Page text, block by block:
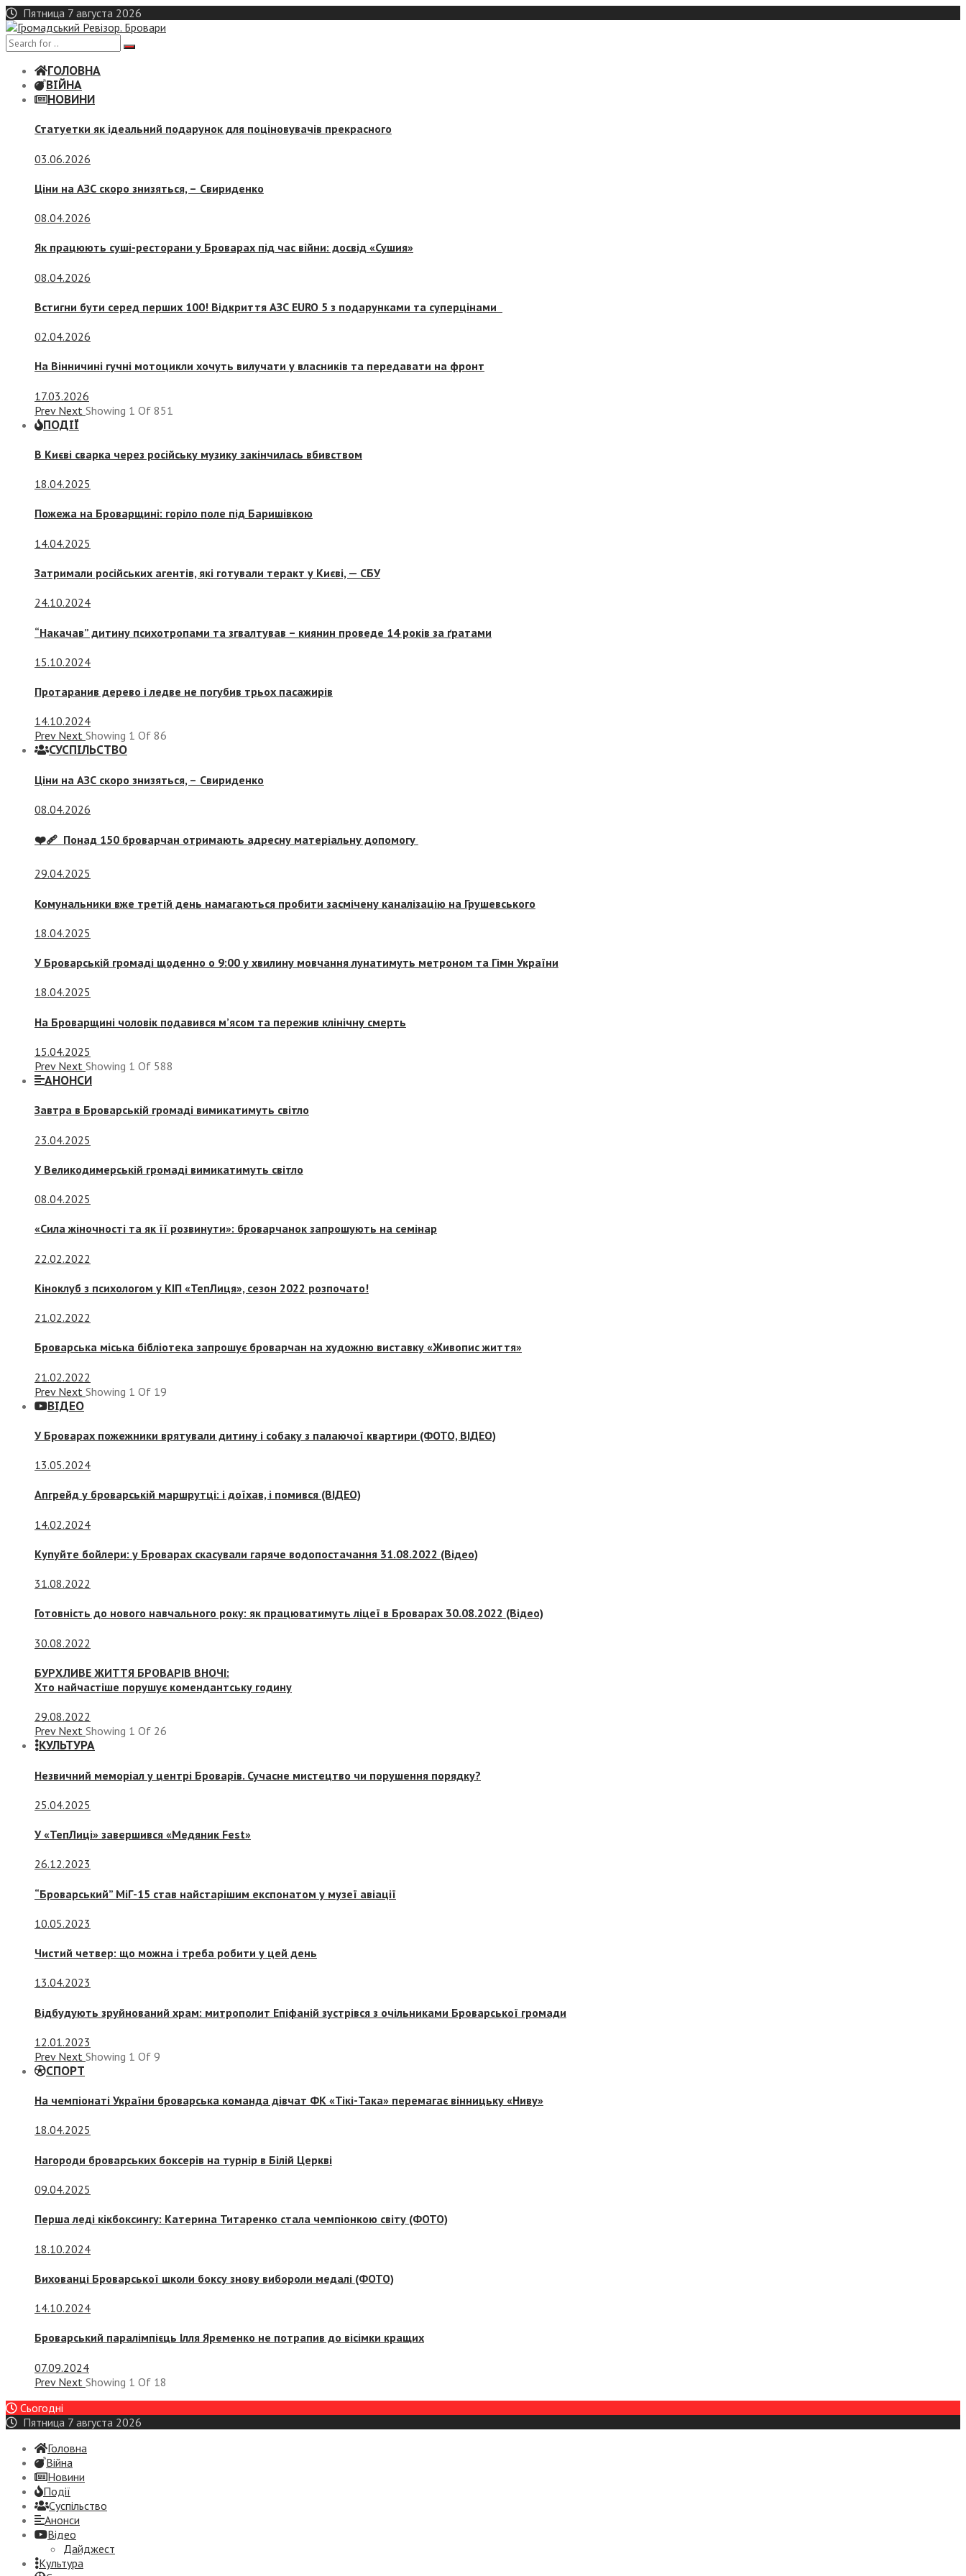
Skip
to
content
Пятница 7 августа 2026
ГОЛОВНА
ВІЙНА
НОВИНИ
Статуетки як ідеальний подарунок для поціновувачів прекрасного
03.06.2026
Ціни на АЗС скоро знизяться, – Свириденко
08.04.2026
Як працюють суші-ресторани у Броварах під час війни: досвід «Сушия»
08.04.2026
Встигни бути серед перших 100! Відкриття АЗС EURO 5 з подарунками та суперцінами
02.04.2026
На Вінничині гучні мотоцикли хочуть вилучати у власників та передавати на фронт
17.03.2026
Prev Next Showing 1 Of 851
ПОДІЇ
В Києві сварка через російську музику закінчилась вбивством
18.04.2025
Пожежа на Броварщині: горіло поле під Баришівкою
14.04.2025
Затримали російських агентів, які готували теракт у Києві, — СБУ
24.10.2024
“Накачав” дитину психотропами та згвалтував – киянин проведе 14 років за ґратами
15.10.2024
Протаранив дерево і ледве не погубив трьох пасажирів
14.10.2024
Prev Next Showing 1 Of 86
СУСПIЛЬСТВО
Ціни на АЗС скоро знизяться, – Свириденко
08.04.2026
❤️‍🩹 Понад 150 броварчан отримають адресну матеріальну допомогу
29.04.2025
Комунальники вже третій день намагаються пробити засмічену каналізацію на Грушевського
18.04.2025
У Броварській громаді щоденно о 9:00 у хвилину мовчання лунатимуть метроном та Гімн України
18.04.2025
На Броварщині чоловік подавився м’ясом та пережив клінічну смерть
15.04.2025
Prev Next Showing 1 Of 588
АНОНСИ
Завтра в Броварській громаді вимикатимуть світло
23.04.2025
У Великодимерській громаді вимикатимуть світло
08.04.2025
«Сила жіночності та як її розвинути»: броварчанок запрошують на семінар
22.02.2022
Кіноклуб з психологом у КІП «ТепЛиця», сезон 2022 розпочато!
21.02.2022
Броварська міська бібліотека запрошує броварчан на художню виставку «Живопис життя»
21.02.2022
Prev Next Showing 1 Of 19
ВІДЕО
У Броварах пожежники врятували дитину і собаку з палаючої квартири (ФОТО, ВІДЕО)
13.05.2024
Апгрейд у броварській маршрутці: і доїхав, і помився (ВІДЕО)
14.02.2024
Купуйте бойлери: у Броварах скасували гаряче водопостачання 31.08.2022 (Відео)
31.08.2022
Готовність до нового навчального року: як працюватимуть ліцеї в Броварах 30.08.2022 (Відео)
30.08.2022
БУРХЛИВЕ ЖИТТЯ БРОВАРІВ ВНОЧІ:
Хто найчастіше порушує комендантську годину
29.08.2022
Prev Next Showing 1 Of 26
КУЛЬТУРА
Незвичний меморіал у центрі Броварів. Сучасне мистецтво чи порушення порядку?
25.04.2025
У «ТепЛиці» завершився «Медяник Fest»
26.12.2023
“Броварський” МіГ-15 став найстарішим експонатом у музеї авіації
10.05.2023
Чистий четвер: що можна і треба робити у цей день
13.04.2023
Відбудують зруйнований храм: митрополит Епіфаній зустрівся з очільниками Броварської громади
12.01.2023
Prev Next Showing 1 Of 9
СПОРТ
На чемпіонаті України броварська команда дівчат ФК «Тікі-Така» перемагає вінницьку «Ниву»
18.04.2025
Нагороди броварських боксерів на турнір в Білій Церкві
09.04.2025
Перша леді кікбоксингу: Катерина Титаренко стала чемпіонкою світу (ФОТО)
18.10.2024
Вихованці Броварської школи боксу знову вибороли медалі (ФОТО)
14.10.2024
Броварський паралімпієць Ілля Яременко не потрапив до вісімки кращих
07.09.2024
Prev Next Showing 1 Of 18
Сьогодні
Пятница 7 августа 2026
Головна
Війна
Новини
Події
Суспiльство
Анонси
Відео
Дайджест
Культура